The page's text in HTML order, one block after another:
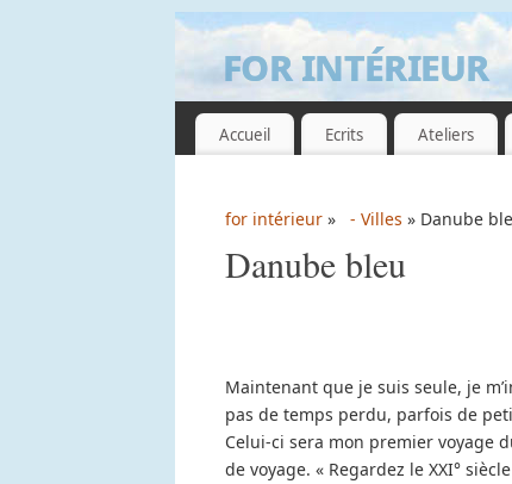
for intérieur
GUILLEMETTE DE GRISSAC
Accueil Ecrits Ateliers
for intérieur » - Villes » Danube
Danube bleu
Maintenant que je suis seule, je
pas de temps perdu, parfois de
Celui-ci sera mon premier voyage
de voyage. « Regardez le XXI°